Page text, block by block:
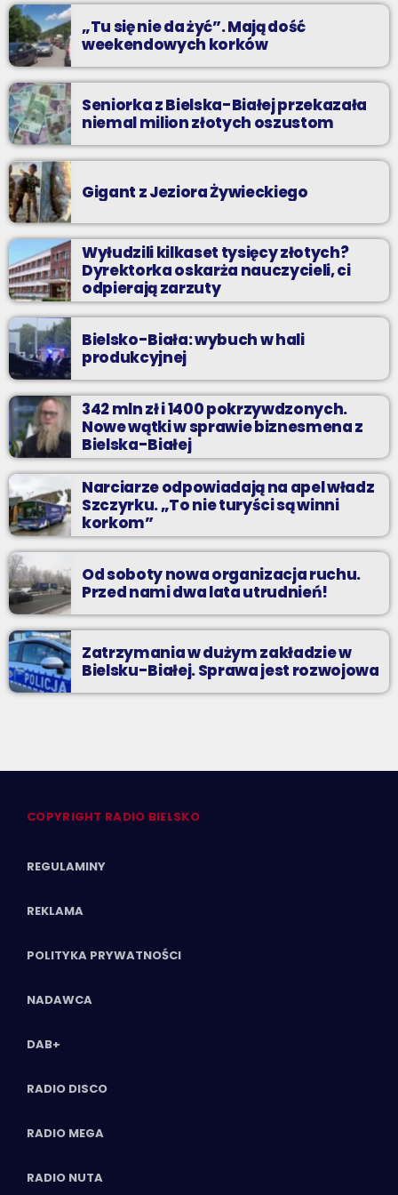
„Tu się nie da żyć”. Mają dość
weekendowych korków
Seniorka z Bielska-Białej przekazała
niemal milion złotych oszustom
Gigant z Jeziora Żywieckiego
Wyłudzili kilkaset tysięcy złotych?
Dyrektorka oskarża nauczycieli, ci
odpierają zarzuty
Bielsko-Biała: wybuch w hali
produkcyjnej
342 mln zł i 1400 pokrzywdzonych.
Nowe wątki w sprawie biznesmena z
Bielska-Białej
Narciarze odpowiadają na apel władz
Szczyrku. „To nie turyści są winni
korkom”
Od soboty nowa organizacja ruchu.
Przed nami dwa lata utrudnień!
Zatrzymania w dużym zakładzie w
Bielsku-Białej. Sprawa jest rozwojowa
COPYRIGHT RADIO BIELSKO
REGULAMINY
REKLAMA
POLITYKA PRYWATNOŚCI
NADAWCA
DAB+
RADIO DISCO
RADIO MEGA
RADIO NUTA